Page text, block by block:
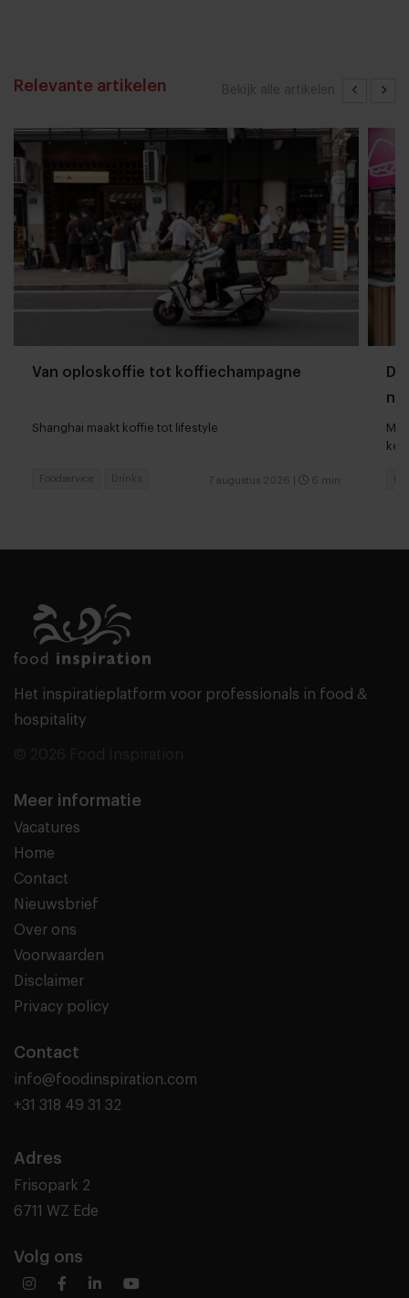
Bekijk alle artikelen
Relevante artikelen
Van oploskoffie tot koffiechampagne
Shanghai maakt koffie tot lifestyle
7 augustus 2026 6 min
Foodservice Drinks
Het inspiratieplatform voor professionals in food &
hospitality
Meer informatie
Vacatures
Home
Contact
Nieuwsbrief
Over ons
Voorwaarden
Disclaimer
Privacy policy
Contact
info@foodinspiration.com
+31 318 49 31 32
Adres
Frisopark 2
6711 WZ Ede
Volg ons